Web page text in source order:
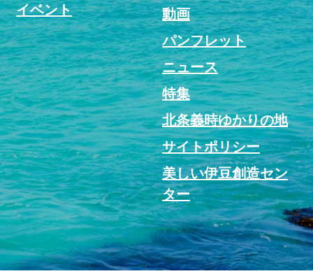
イベント
動画
パンフレット
ニュース
特集
北条義時ゆかりの地
サイトポリシー
美しい伊豆創造セン
ター